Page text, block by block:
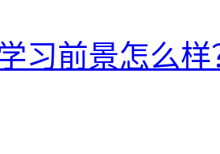
习前景怎么